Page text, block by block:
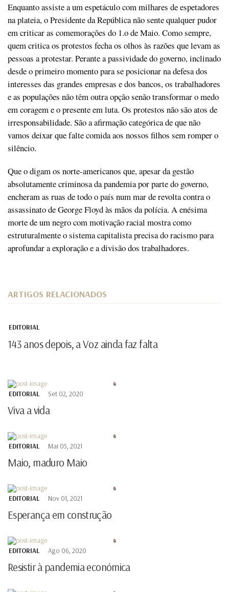
Enquanto assiste a um espetáculo com milhares de espetadores
na plateia, o Presidente da República não sente qualquer pudor
em criticar as comemorações do 1.o de Maio. Como sempre,
quem critica os protestos fecha os olhos às razões que levam as
pessoas a protestar. Perante a passividade do governo, inclinado
desde o primeiro momento para se posicionar na defesa dos
interesses das grandes empresas e dos bancos, os trabalhadores
e as populações não têm outra opção senão transformar o medo
em coragem e o presente em luta. Os protestos não são atos de
irresponsabilidade. São a afirmação categórica de que não
vamos deixar que falte comida aos nossos filhos sem romper o
silêncio.
Que o digam os norte-americanos que, apesar da gestão
absolutamente criminosa da pandemia por parte do governo,
encheram as ruas de todo o país num mar de revolta contra o
assassinato de George Floyd às mãos da polícia. A enésima
morte de um negro com motivação racial mostra como
estruturalmente o sistema capitalista precisa do racismo para
aprofundar a exploração e a divisão dos trabalhadores.
ARTIGOS RELACIONADOS
EDITORIAL
143 anos depois, a Voz ainda faz falta
EDITORIAL Set 02, 2020
Viva a vida
EDITORIAL Mai 05, 2021
Maio, maduro Maio
EDITORIAL Nov 01, 2021
Esperança em construção
EDITORIAL Ago 06, 2020
Resistir à pandemia económica